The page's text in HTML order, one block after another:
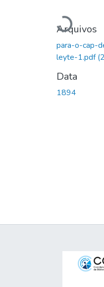
Carregando...
Arquivos
para-o-cap-
leyte-1.pdf
Data
1894